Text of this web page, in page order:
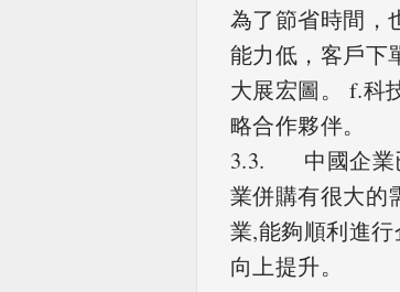
為了節省時間，
能力低，客戶
大展宏圖。 f.科
略合作夥伴。
3.3. 中國企業
業併購有很大的
業,能夠順利進
向上提升。